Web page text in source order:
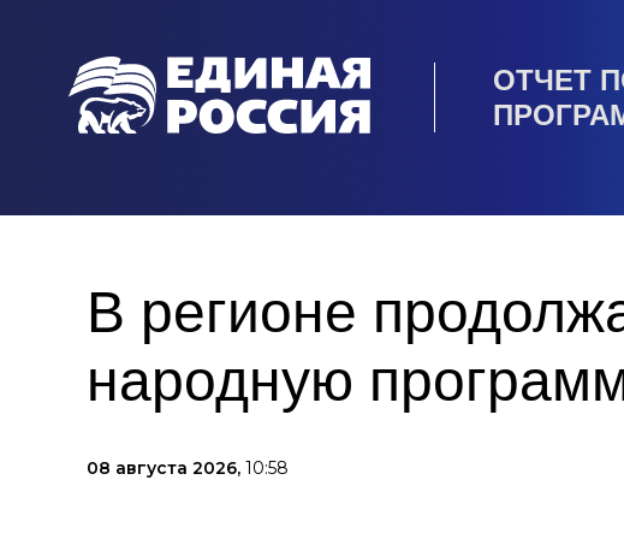
ОТЧЕТ
В регионе
народную
08 августа 2026, 10:58